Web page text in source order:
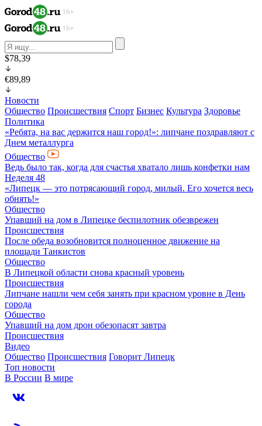
$78,39
€89,89
Новости
Общество Происшествия Спорт Бизнес Культура Здоровье
Политика
«Ребята, на вас держится наш город!»: липчане поздравляют с
Днем металлурга
Общество
Ведь было так, когда для счастья хватало лишь конфетки нам
Неделя 48
«Липецк — это потрясающий город, милый. Его хочется весь
обнять!»
Общество
Упавший на дом в Липецке беспилотник обезврежен
Происшествия
После обеда возобновится полноценное движение на
площади Танкистов
Общество
В Липецкой области снова красный уровень
Происшествия
Липчане нашли чем себя занять при красном уровне в День
города
Общество
Упавший на дом дрон обезопасят завтра
Происшествия
Видео
Общество Происшествия Говорит Липецк
Топ новости
В России В мире